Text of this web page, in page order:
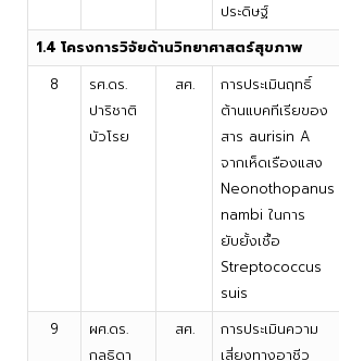
ประดิษฐ์
1.4 โครงการวิจัยด้านวิทยาศาสตร์สุขภาพ
8
รศ.ดร.
ปาริชาติ
บัวโรย
สศ.
การประเมินฤทธิ์
ต้านแบคทีเรียของ
สาร aurisin A
จากเห็ดเรืองแสง
Neonothopanus
nambi ในการ
ยับยั้งเชื้อ
Streptococcus
suis
9
ผศ.ดร.
กุลธิดา
สศ.
การประเมินความ
เสี่ยงทางอาชีว